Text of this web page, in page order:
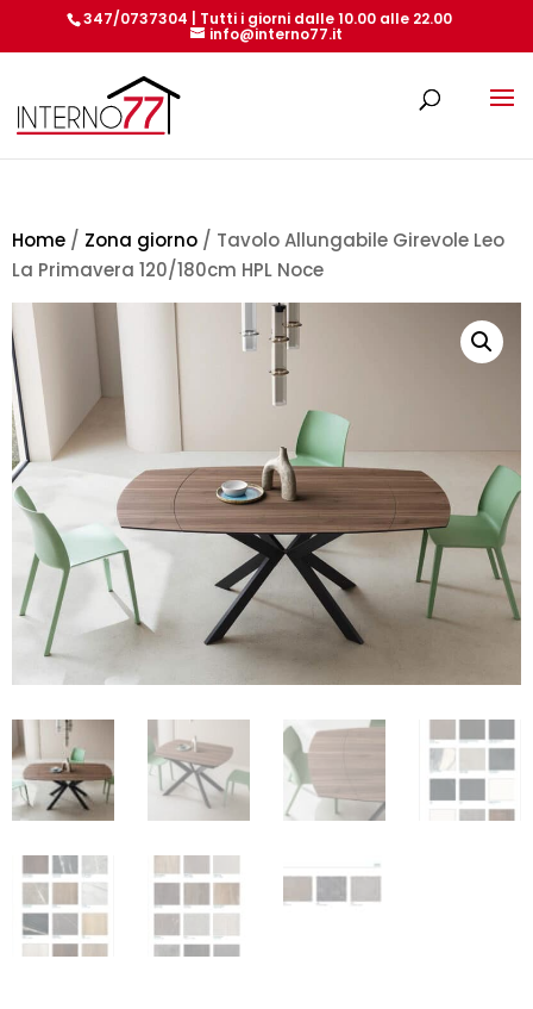
347/0737304 | Tutti i giorni dalle 10.00 alle 22.00
info@interno77.it
Home / Zona giorno / Tavolo Allungabile Girevole Leo
La Primavera 120/180cm HPL Noce